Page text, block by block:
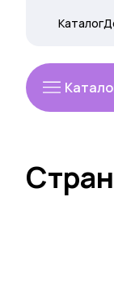
Каталог